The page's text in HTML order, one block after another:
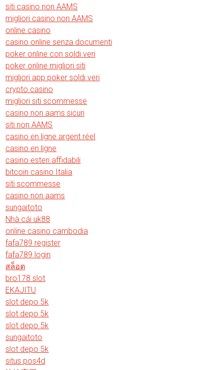
siti casino non AAMS
migliori casino non AAMS
online casino
casino online senza documenti
poker online con soldi veri
poker online migliori siti
migliori app poker soldi veri
crypto casino
migliori siti scommesse
casino non aams sicuri
siti non AAMS
casino en ligne argent réel
casino en ligne
casino esteri affidabili
bitcoin casino Italia
siti scommesse
casino non aams
sungaitoto
Nhà cái uk88
online casino cambodia
fafa789 register
fafa789 login
สล็อต
bro178 slot
EKAJITU
slot depo 5k
slot depo 5k
slot depo 5k
sungaitoto
slot depo 5k
situs pos4d